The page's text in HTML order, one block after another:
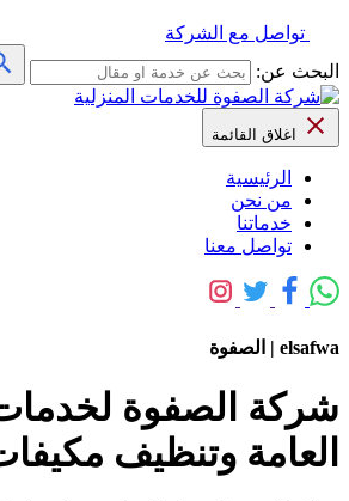
تواصل مع الشركة
البحث عن:
اغلاق القائمة
الرئيسية
من نحن
خدماتنا
تواصل معنا
elsafwa | الصفوة
شركة الصفوة لخدمات
العامة وتنظيف